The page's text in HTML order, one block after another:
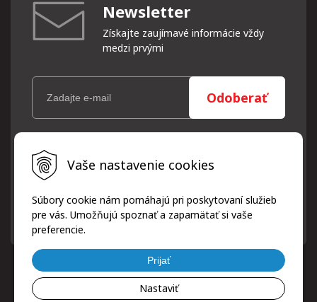
Vaše nastavenie cookies
Súbory cookie nám pomáhajú pri poskytovaní služieb
pre vás. Umožňujú spoznať a zapamätať si vaše
preferencie.
Prijať
Nastaviť
Newsletter
Získajte zaujímavé informácie vždy
medzi prvými
Odoberať
Vaše osobné údaje (email) budeme spracovávať len za týmto
účelom v súlade s platnou legislatívou a zásadami ochrany
osobných údajov. Súhlas potvrdíte kliknutím na odkaz, ktorý
písomne, emailom alebo kliknutím na odkaz z ktoréhokoľvek
informačného emailu.
© 2026 ProfiPneuServis!